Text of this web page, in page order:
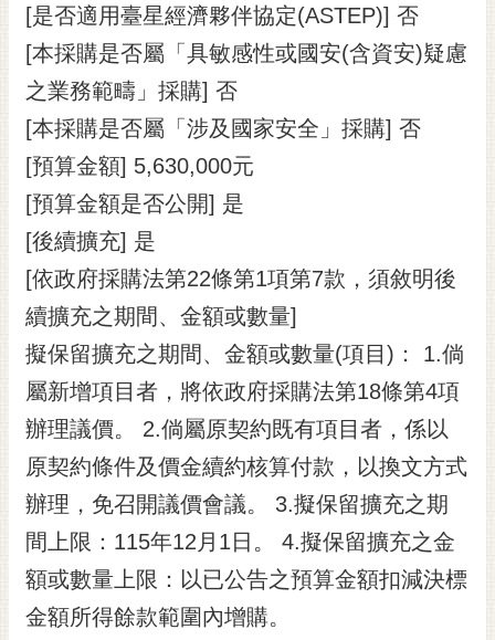
本
語
隱
私
權
及
安
全
政
策
網
站
資
料
開
放
宣
告
市
交
通
[是否適用臺星經濟夥伴協定(ASTEP)] 否
[本採購是否屬「具敏感性或國安(含資安)疑慮
之業務範疇」採購] 否
[本採購是否屬「涉及國家安全」採購] 否
[預算金額] 5,630,000元
[預算金額是否公開] 是
[後續擴充] 是
[依政府採購法第22條第1項第7款，須敘明後
續擴充之期間、金額或數量]
擬保留擴充之期間、金額或數量(項目)： 1.倘
屬新增項目者，將依政府採購法第18條第4項
辦理議價。 2.倘屬原契約既有項目者，係以
原契約條件及價金續約核算付款，以換文方式
辦理，免召開議價會議。 3.擬保留擴充之期
間上限：115年12月1日。 4.擬保留擴充之金
額或數量上限：以已公告之預算金額扣減決標
金額所得餘款範圍內增購。